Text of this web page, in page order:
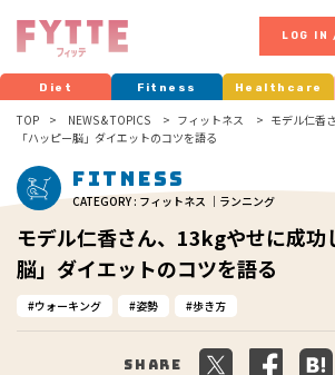
LOG IN
Diet Fitness Healthcare
TOP NEWS & TOPICS フィットネス
モデル仁香
「ハッピー脳」ダイエットのコツを語る
Fitness
CATEGORY : フィットネス ｜ランニング
モデル仁香さん、13kgやせに成功
脳」ダイエットのコツを語る
ウォーキング 姿勢 歩き方
Share